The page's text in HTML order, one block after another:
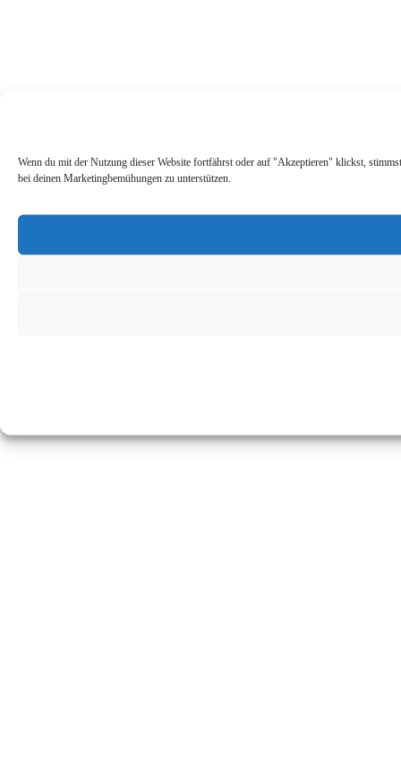
Wenn du mit der Nutzung dieser Website fortfährst oder auf "Akzeptieren" klickst,
bei deinen Marketingbemühungen zu unterstützen.